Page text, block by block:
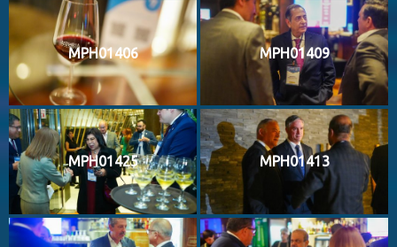
MPH01406 MPH01409
MPH01425 MPH01413